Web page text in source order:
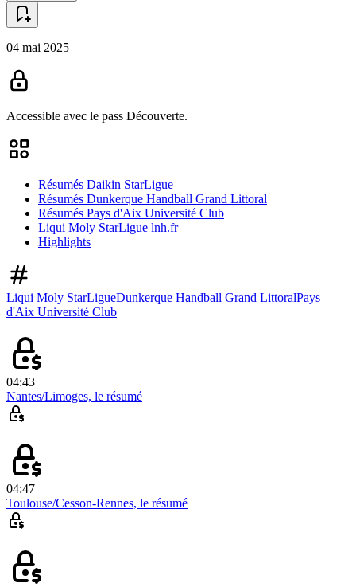
04 mai 2025
Accessible avec le pass Découverte.
Résumés Daikin StarLigue
Résumés Dunkerque Handball Grand Littoral
Résumés Pays d'Aix Université Club
Liqui Moly StarLigue lnh.fr
Highlights
Liqui Moly StarLigueDunkerque Handball Grand LittoralPays
d'Aix Université Club
04:43
Nantes/Limoges, le résumé
04:47
Toulouse/Cesson-Rennes, le résumé